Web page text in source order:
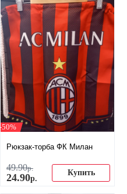
-50%
Рюкзак-торба ФК Милан
49.90р.
24.90р.
Купить